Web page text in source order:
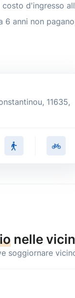
d'ingresso
6 anni non
11635,
nelle
soggiornare